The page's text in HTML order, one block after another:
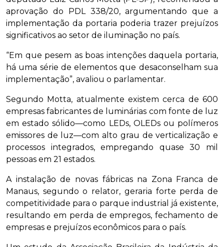
aprovação do PDL 338/20, argumentando que a
implementação da portaria poderia trazer prejuízos
significativos ao setor de iluminação no país.
“Em que pesem as boas intenções daquela portaria,
há uma série de elementos que desaconselham sua
implementação”, avaliou o parlamentar.
Segundo Motta, atualmente existem cerca de 600
empresas fabricantes de luminárias com fonte de luz
em estado sólido—como LEDs, OLEDs ou polímeros
emissores de luz—com alto grau de verticalização e
processos integrados, empregando quase 30 mil
pessoas em 21 estados.
A instalação de novas fábricas na Zona Franca de
Manaus, segundo o relator, geraria forte perda de
competitividade para o parque industrial já existente,
resultando em perda de empregos, fechamento de
empresas e prejuízos econômicos para o país.